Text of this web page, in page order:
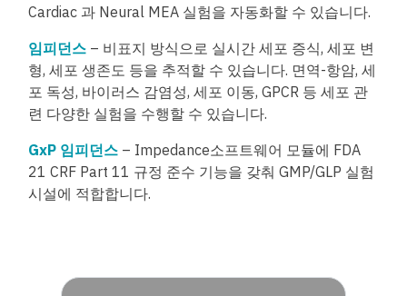
Cardiac 과 Neural MEA 실험을 자동화할 수 있습니다.
임피던스 – 비표지 방식으로 실시간 세포 증식, 세포 변
형, 세포 생존도 등을 추적할 수 있습니다. 면역-항암, 세
포 독성, 바이러스 감염성, 세포 이동, GPCR 등 세포 관
련 다양한 실험을 수행할 수 있습니다.
GxP 임피던스 – Impedance소프트웨어 모듈에 FDA
21 CRF Part 11 규정 준수 기능을 갖춰 GMP/GLP 실험
시설에 적합합니다.